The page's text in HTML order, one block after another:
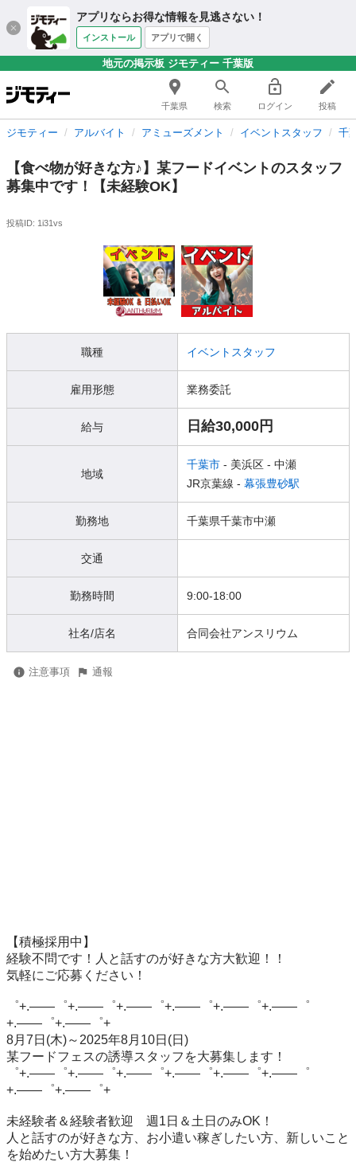
アプリならお得な情報を見逃さない！
インストール アプリで開く
地元の掲示板 ジモティー 千葉版
千葉県 検索 ログイン 投稿
ジモティー アルバイト アミューズメント イベントスタッフ 千
【食べ物が好きな方♪】某フードイベントのスタッフ
募集中です！【未経験OK】
投稿ID: 1i31vs
職種 イベントスタッフ
雇用形態 業務委託
給与 日給30,000円
地域
千葉市 - 美浜区 - 中瀬
JR京葉線 - 幕張豊砂駅
勤務地 千葉県千葉市中瀬
交通
勤務時間 9:00-18:00
社名/店名 合同会社アンスリウム
注意事項 通報
【積極採用中】
経験不問です！人と話すのが好きな方大歓迎！！
気軽にご応募ください！
゜+.――゜+.――゜+.――゜+.――゜+.――゜+.――゜
+.――゜+.――゜+
8月7日(木)～2025年8月10日(日)
某フードフェスの誘導スタッフを大募集します！
゜+.――゜+.――゜+.――゜+.――゜+.――゜+.――゜
+.――゜+.――゜+
未経験者＆経験者歓迎　週1日＆土日のみOK！
人と話すのが好きな方、お小遣い稼ぎしたい方、新しいこと
を始めたい方大募集！